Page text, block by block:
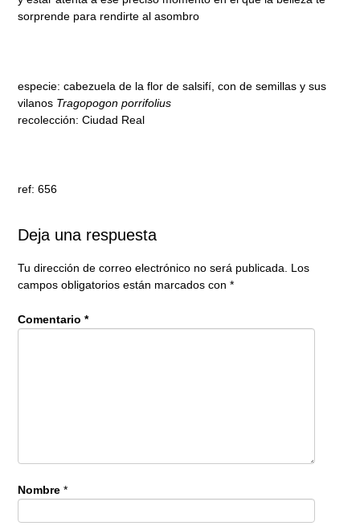
sorprende para rendirte al asombro
especie: cabezuela de la flor de salsifí, con de semillas y sus
vilanos Tragopogon porrifolius
recolección: Ciudad Real
ref: 656
Deja una respuesta
Tu dirección de correo electrónico no será publicada.
Los
campos obligatorios están marcados con *
Comentario *
Nombre *